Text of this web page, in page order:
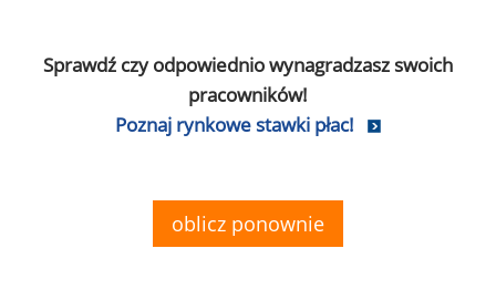
Sprawdź czy odpowiednio wynagradzasz swoich
pracowników!
Poznaj rynkowe stawki płac!
oblicz ponownie